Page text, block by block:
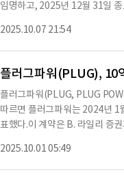
현재 보고서에 이 의견서를 포
임명하고, 2025년 12월 31일
유지하게 된다.조지 맥네미는
는 플
2025.10.07 21:54
플러그파워(PLUG), 10
플러그파워(PLUG, PLUG
따르면 플러그파워는 2024년 1
표했다.이 계약은 B. 라일리 증
으로 포함시켰다.이 계약에 따
은 다음과 같다.첫째, '대리인'의
2025.10.01 05:49